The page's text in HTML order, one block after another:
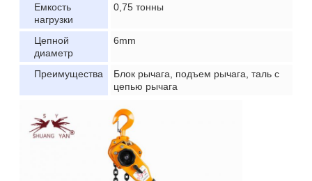
Емкость
нагрузки
0,75 тонны
Цепной
диаметр
6mm
Преимущества
Блок рычага, подъем рычага, таль с
цепью рычага